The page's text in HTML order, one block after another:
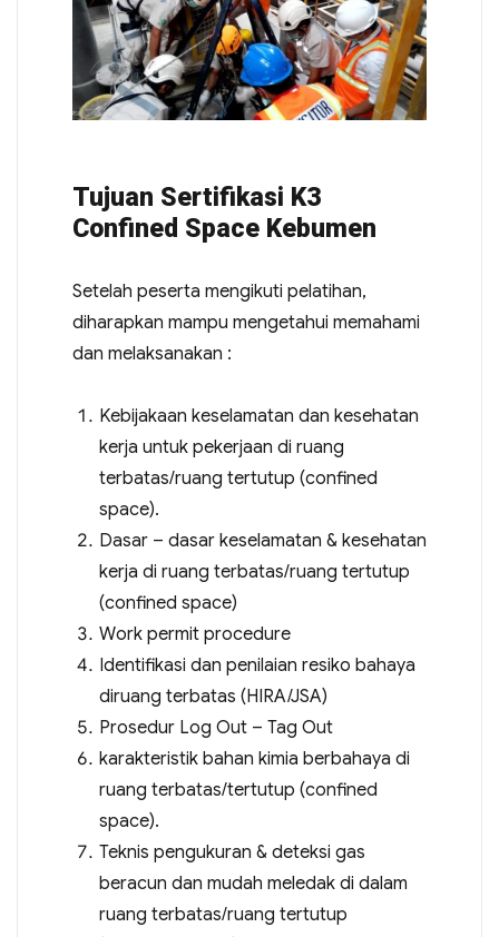
Tujuan Sertifikasi K3
Confined Space Kebumen
Setelah peserta mengikuti pelatihan,
diharapkan mampu mengetahui memahami
dan melaksanakan :
Kebijakaan keselamatan dan kesehatan
kerja untuk pekerjaan di ruang
terbatas/ruang tertutup (confined
space).
Dasar – dasar keselamatan & kesehatan
kerja di ruang terbatas/ruang tertutup
(confined space)
Work permit procedure
Identifikasi dan penilaian resiko bahaya
diruang terbatas (HIRA/JSA)
Prosedur Log Out – Tag Out
karakteristik bahan kimia berbahaya di
ruang terbatas/tertutup (confined
space).
Teknis pengukuran & deteksi gas
beracun dan mudah meledak di dalam
ruang terbatas/ruang tertutup